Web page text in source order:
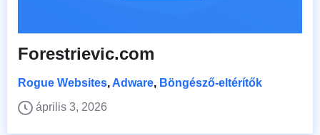
Forestrievic.com
Rogue Websites, Adware, Böngésző-eltérítők
április 3, 2026